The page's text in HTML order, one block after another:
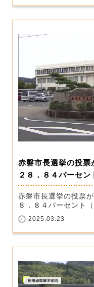
赤磐市長選挙の投
２８．８４パーセン
赤磐市長選挙の投票
８．８４パーセント
2025.03.23